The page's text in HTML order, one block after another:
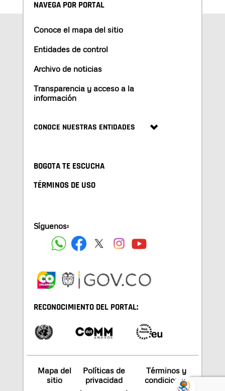
NAVEGA POR PORTAL
Conoce el mapa del sitio
Entidades de control
Archivo de noticias
Transparencia y acceso a la
información
CONOCE NUESTRAS ENTIDADES
BOGOTA TE ESCUCHA
TÉRMINOS DE USO
Síguenos:
RECONOCIMIENTO DEL PORTAL:
Mapa del
sitio
Políticas de
privacidad
Términos y
condiciones